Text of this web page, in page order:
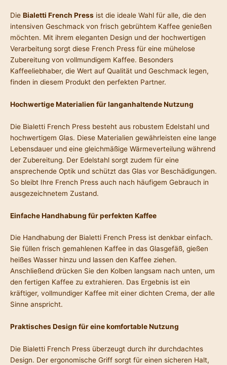
Die Bialetti French Press ist die ideale Wahl für alle, die den
intensiven Geschmack von frisch gebrühtem Kaffee genießen
möchten. Mit ihrem eleganten Design und der hochwertigen
Verarbeitung sorgt diese French Press für eine mühelose
Zubereitung von vollmundigem Kaffee. Besonders
Kaffeeliebhaber, die Wert auf Qualität und Geschmack legen,
finden in diesem Produkt den perfekten Partner.
Hochwertige Materialien für langanhaltende Nutzung
Die Bialetti French Press besteht aus robustem Edelstahl und
hochwertigem Glas. Diese Materialien gewährleisten eine lange
Lebensdauer und eine gleichmäßige Wärmeverteilung während
der Zubereitung. Der Edelstahl sorgt zudem für eine
ansprechende Optik und schützt das Glas vor Beschädigungen.
So bleibt Ihre French Press auch nach häufigem Gebrauch in
ausgezeichnetem Zustand.
Einfache Handhabung für perfekten Kaffee
Die Handhabung der Bialetti French Press ist denkbar einfach.
Sie füllen frisch gemahlenen Kaffee in das Glasgefäß, gießen
heißes Wasser hinzu und lassen den Kaffee ziehen.
Anschließend drücken Sie den Kolben langsam nach unten, um
den fertigen Kaffee zu extrahieren. Das Ergebnis ist ein
kräftiger, vollmundiger Kaffee mit einer dichten Crema, der alle
Sinne anspricht.
Praktisches Design für eine komfortable Nutzung
Die Bialetti French Press überzeugt durch ihr durchdachtes
Design. Der ergonomische Griff sorgt für einen sicheren Halt,